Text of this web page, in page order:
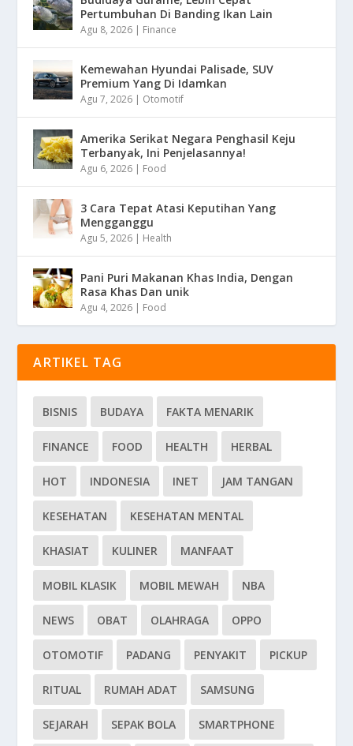
Pertumbuhan Di Banding Ikan Lain
Agu 8, 2026 | Finance
Kemewahan Hyundai Palisade, SUV
Premium Yang Di Idamkan
Agu 7, 2026 | Otomotif
Amerika Serikat Negara Penghasil Keju
Terbanyak, Ini Penjelasannya!
Agu 6, 2026 | Food
3 Cara Tepat Atasi Keputihan Yang
Mengganggu
Agu 5, 2026 | Health
Pani Puri Makanan Khas India, Dengan
Rasa Khas Dan unik
Agu 4, 2026 | Food
ARTIKEL TAG
BISNIS BUDAYA FAKTA MENARIK
FINANCE FOOD HEALTH HERBAL
HOT INDONESIA INET JAM TANGAN
KESEHATAN KESEHATAN MENTAL
KHASIAT KULINER MANFAAT
MOBIL KLASIK MOBIL MEWAH NBA
NEWS OBAT OLAHRAGA OPPO
OTOMOTIF PADANG PENYAKIT PICKUP
RITUAL RUMAH ADAT SAMSUNG
SEJARAH SEPAK BOLA SMARTPHONE